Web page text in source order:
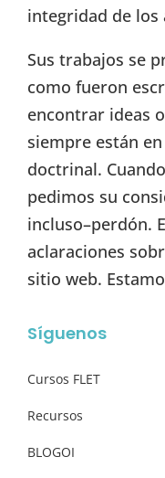
integridad de los
Sus trabajos se
como fueron
encontrar ideas
siempre están
doctrinal.
pedimos su
incluso–perdón.
aclaraciones
sitio web.
Síguenos
Cursos FLET
Recursos
BLOGOI